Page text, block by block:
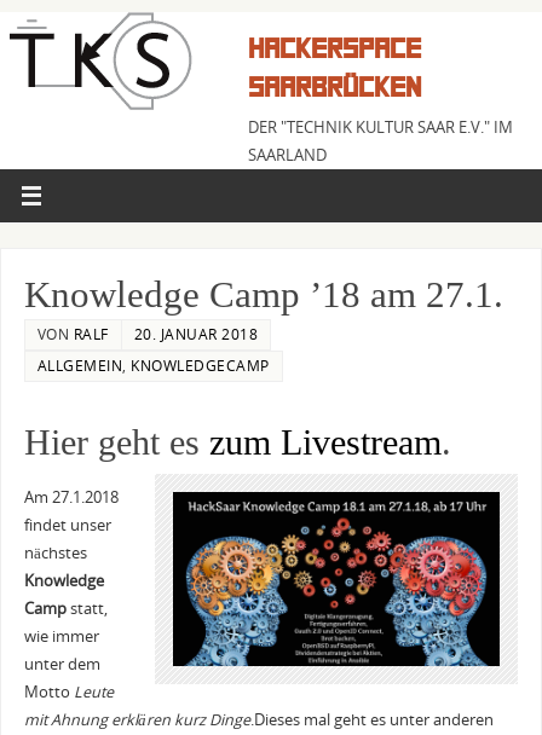
HACKERSPACE
SAARBRÜCKEN
DER "TECHNIK KULTUR SAAR E.V." IM
SAARLAND
Knowledge Camp ’18 am 27.1.
VON RALF
20. JANUAR 2018
ALLGEMEIN, KNOWLEDGECAMP
Hier geht es zum Livestream.
Am 27.1.2018
findet unser
nächstes
Knowledge
Campstatt,
wie immer
unter dem
Motto Leute
mit Ahnung erklären kurz Dinge.Dieses mal geht es unter anderen